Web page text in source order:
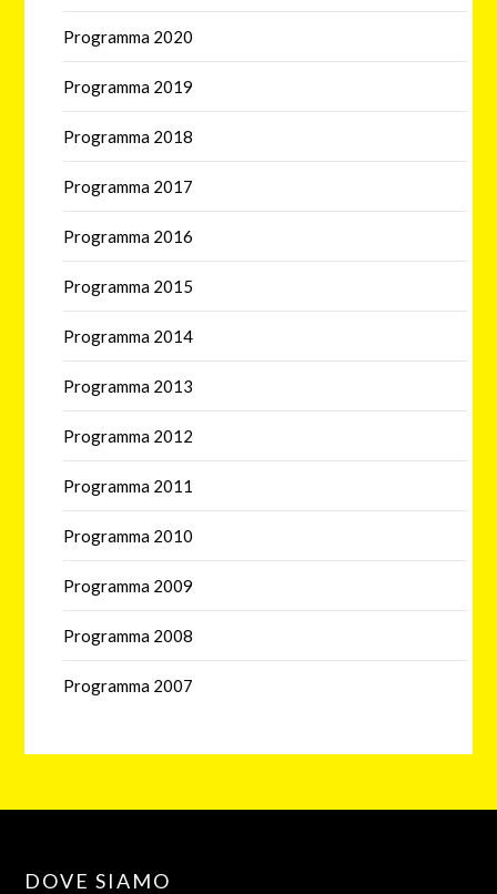
Programma 2020
Programma 2019
Programma 2018
Programma 2017
Programma 2016
Programma 2015
Programma 2014
Programma 2013
Programma 2012
Programma 2011
Programma 2010
Programma 2009
Programma 2008
Programma 2007
DOVE SIAMO